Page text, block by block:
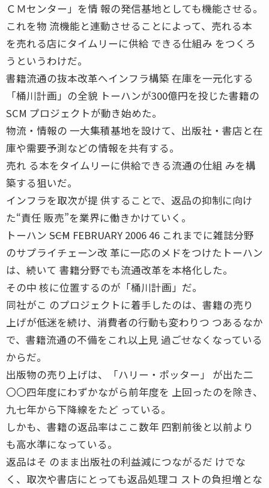
ＣＭセンター」を情 報の発信基地としても機能させる。
これを物 流機能と連動させることによって、売れる本
を売れる店にタイムリーに供給 できる仕組み をつくろ
うというわけだ。
書籍流通の抜本改革へインフラ構築 在庫を一元化する
「桶川計画」の全貌 トーハンが300億円を投じた書籍の
SCM プロジェクトが動き始めた。
物流・情報の 一大集積基地を設けて、出版社・書店と在
庫や需要予測などの情報を共有する。
売れ る本をタイムリーに供給できる流通の仕組 みを構
築する狙いだ。
インフラを取次が提 供することで、返品の抑制に向け
た“責任 販売”を業界に働きかけていく。
トーハン ――SCM FEBRUARY 2006 46 これまでに雑誌分野
のサプライチェーン改 革に一応のメドをつけたトーハン
は、続いて 書籍分野でも流通改革を本格化した。
その中 核に位置するのが「桶川計画」だ。
同社がこ のプロジェクトに着手したのは、書籍の売り
上げが低迷を続け、消費者の行動も変わりつ つあるなか
で、書籍流通の不備をこれ以上見 過ごせなくなっている
からだ。
出版物の売り上げは、「ハリー・ポッター」 が出た二
〇〇四年度にわずかながら前年度を 上回ったのを除き、
九七年から下降線をたど っている。
しかも、書籍の返品率はここ数年 四割前後と以前より
も高水準になっている。
返品はそ のまま出版社の利益減につながるだ けでな
く、取次や書店にとっても返品処理コ ストの負担増とな